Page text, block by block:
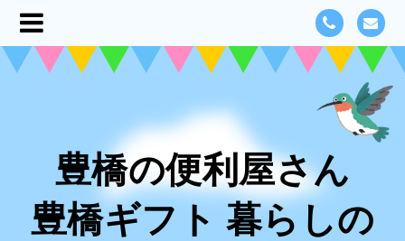
豊橋の便利屋さん
豊橋ギフト 暮らしの